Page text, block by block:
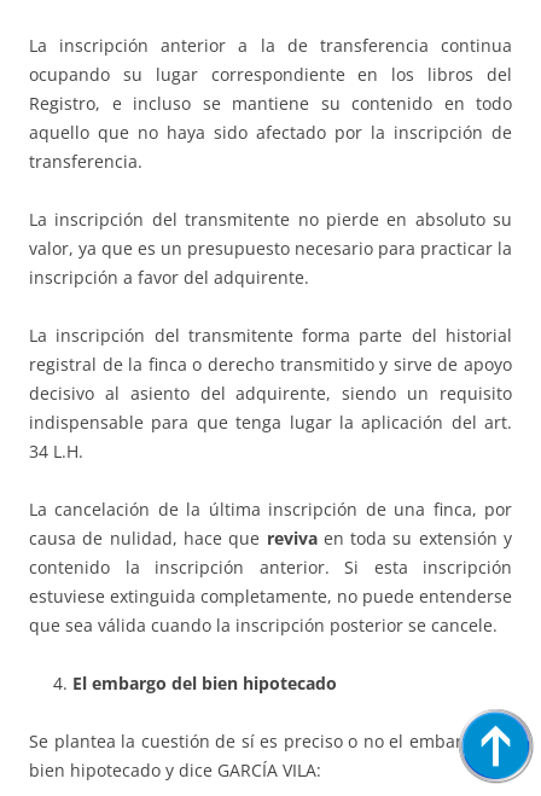
La inscripción anterior a la de transferencia continua
ocupando su lu­gar co­rres­pondiente en los libros del
Registro, e incluso se mantiene su conte­nido en to­do
aquello que no haya sido afectado por la inscripción de
trans­ferencia.
La inscripción del transmitente no pierde en absoluto su
valor, ya que es un presupuesto necesario para practicar la
inscripción a favor del ad­qui­rente.
La inscripción del transmitente forma parte del historial
registral de la fin­ca o derecho transmitido y sirve de apoyo
decisivo al asiento del ad­qui­rente, siendo un requisito
indispensable para que tenga lugar la aplica­ción del art.
34 L.H.
La cancelación de la última inscripción de una finca, por
causa de nu­li­dad, hace que reviva en toda su extensión y
contenido la inscripción an­terior. Si esta inscripción
estuviese extinguida completamente, no puede en­­tenderse
que sea válida cuando la inscripción posterior se cancele.
El embargo del bien hipotecado
Se plantea la cuestión de sí es preciso o no el embargo del
bien hipo­tecado y dice GARCÍA VILA: